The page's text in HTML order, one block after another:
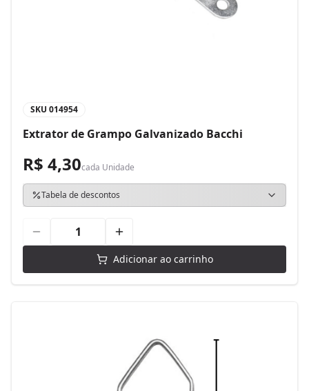
SKU 014954
Extrator de Grampo Galvanizado Bacchi
R$ 4,30cada Unidade
Tabela de descontos
Adicionar ao carrinho